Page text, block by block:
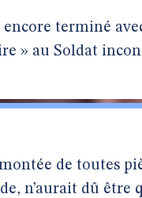
encore terminé
» au Soldat
de toutes
n’aurait dû être